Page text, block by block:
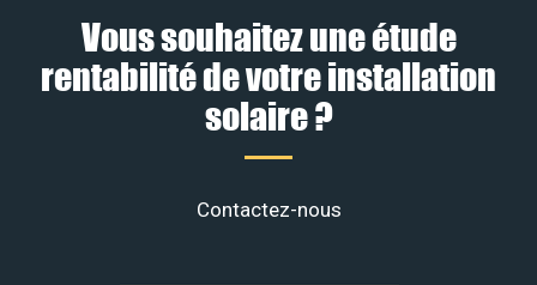
Vous souhaitez une étude
rentabilité de votre installation
solaire ?
Contactez-nous